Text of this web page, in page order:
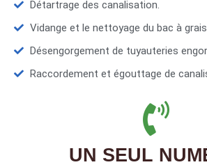
Détartrage des canalisation.
Vidange et le nettoyage du bac à
Désengorgement de tuyauteries
Raccordement et égouttage de
UN SEUL